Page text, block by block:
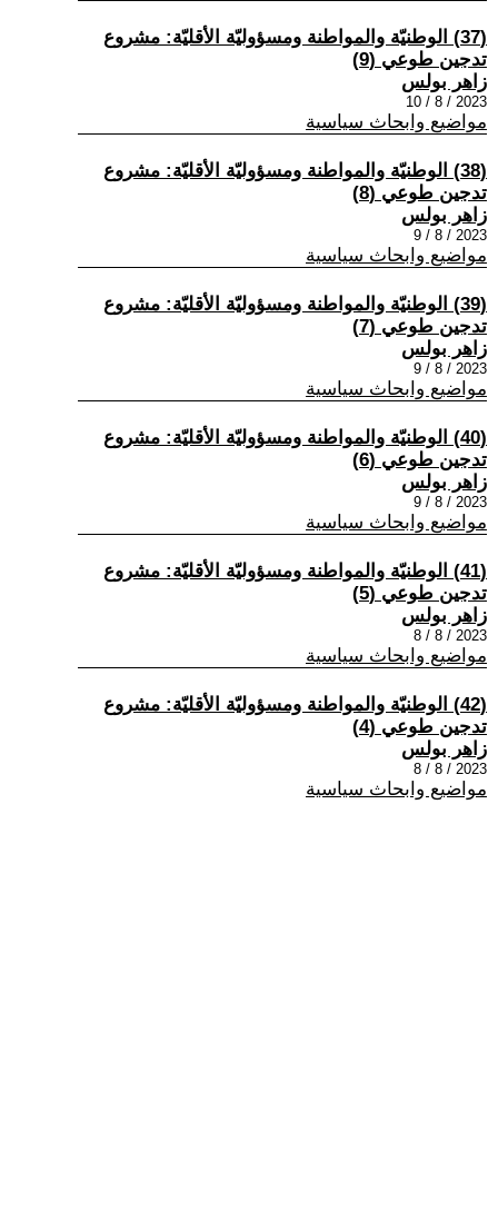
(37) الوطنيّة والمواطنة ومسؤوليّة الأقليّة: مشروع
تدجين طوعي (9)
زاهر بولس
2023 / 8 / 10
مواضيع وابحاث سياسية
(38) الوطنيّة والمواطنة ومسؤوليّة الأقليّة: مشروع
تدجين طوعي (8)
زاهر بولس
2023 / 8 / 9
مواضيع وابحاث سياسية
(39) الوطنيّة والمواطنة ومسؤوليّة الأقليّة: مشروع
تدجين طوعي (7)
زاهر بولس
2023 / 8 / 9
مواضيع وابحاث سياسية
(40) الوطنيّة والمواطنة ومسؤوليّة الأقليّة: مشروع
تدجين طوعي (6)
زاهر بولس
2023 / 8 / 9
مواضيع وابحاث سياسية
(41) الوطنيّة والمواطنة ومسؤوليّة الأقليّة: مشروع
تدجين طوعي (5)
زاهر بولس
2023 / 8 / 8
مواضيع وابحاث سياسية
(42) الوطنيّة والمواطنة ومسؤوليّة الأقليّة: مشروع
تدجين طوعي (4)
زاهر بولس
2023 / 8 / 8
مواضيع وابحاث سياسية